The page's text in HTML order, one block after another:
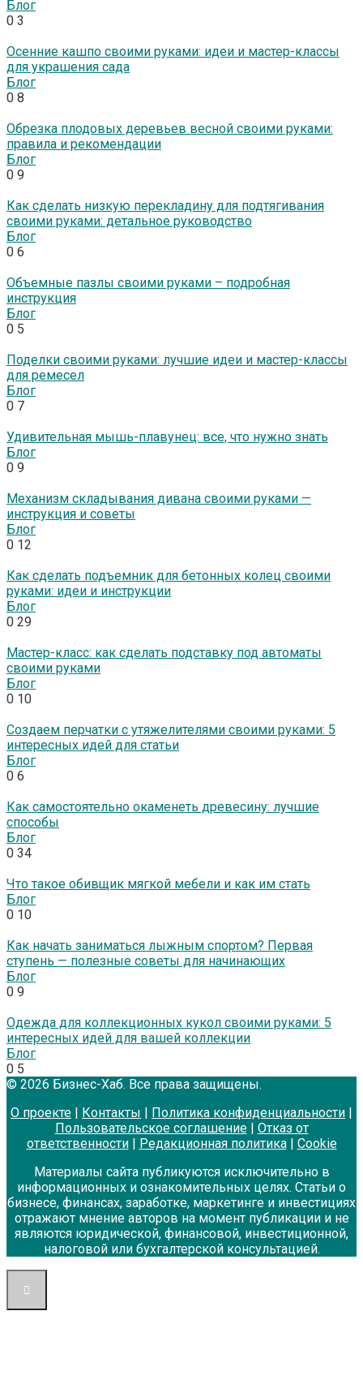
Блог
0 3
Осенние кашпо своими руками: идеи и мастер-классы
для украшения сада
Блог
0 8
Обрезка плодовых деревьев весной своими руками:
правила и рекомендации
Блог
0 9
Как сделать низкую перекладину для подтягивания
своими руками: детальное руководство
Блог
0 6
Объемные пазлы своими руками – подробная
инструкция
Блог
0 5
Поделки своими руками: лучшие идеи и мастер-классы
для ремесел
Блог
0 7
Удивительная мышь-плавунец: все, что нужно знать
Блог
0 9
Механизм складывания дивана своими руками —
инструкция и советы
Блог
0 12
Как сделать подъемник для бетонных колец своими
руками: идеи и инструкции
Блог
0 29
Мастер-класс: как сделать подставку под автоматы
своими руками
Блог
0 10
Создаем перчатки с утяжелителями своими руками: 5
интересных идей для статьи
Блог
0 6
Как самостоятельно окаменеть древесину: лучшие
способы
Блог
0 34
Что такое обивщик мягкой мебели и как им стать
Блог
0 10
Как начать заниматься лыжным спортом? Первая
ступень — полезные советы для начинающих
Блог
0 9
Одежда для коллекционных кукол своими руками: 5
интересных идей для вашей коллекции
Блог
0 5
© 2026 Бизнес-Хаб. Все права защищены.
О проекте
Контакты Политика конфиденциальности
Пользовательское соглашение| Отказ от
ответственности| Редакционная политика| Cookie
Материалы сайта публикуются исключительно в
информационных и ознакомительных целях. Статьи о
бизнесе, финансах, заработке, маркетинге и инвестициях
отражают мнение авторов на момент публикации и не
являются юридической, финансовой, инвестиционной,
налоговой или бухгалтерской консультацией.